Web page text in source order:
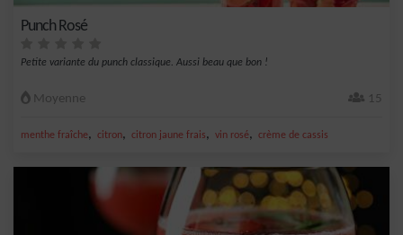
Punch Rosé
Petite variante du punch classique. Aussi beau que bon !
Moyenne 15
menthe fraîche, citron, citron jaune frais, vin rosé, crème de cassis